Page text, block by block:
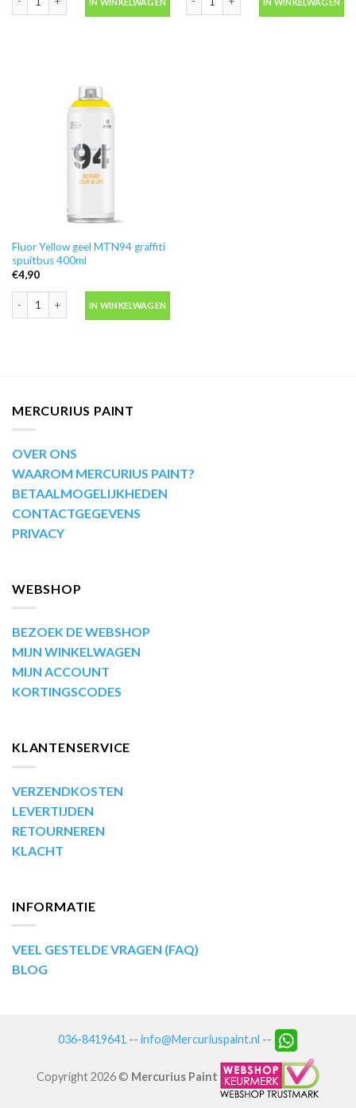
Fluor Yellow geel MTN94 graffiti
spuitbus 400ml
€4,90
Fluor Yellow geel MTN94 graffiti spuitbus 400ml aantal
IN WINKELWAGEN
MERCURIUS PAINT
OVER ONS
WAAROM MERCURIUS PAINT?
BETAALMOGELIJKHEDEN
CONTACTGEGEVENS
PRIVACY
WEBSHOP
BEZOEK DE WEBSHOP
MIJN WINKELWAGEN
MIJN ACCOUNT
KORTINGSCODES
KLANTENSERVICE
VERZENDKOSTEN
LEVERTIJDEN
RETOURNEREN
KLACHT
INFORMATIE
VEEL GESTELDE VRAGEN (FAQ)
BLOG
036-8419641 -- info@Mercuriuspaint.nl --
Copyright 2026 © Mercurius Paint